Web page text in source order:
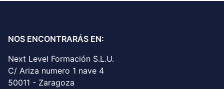
NOS ENCONTRARÁS EN:
Next Level Formación S.L.U.
C/ Ariza numero 1 nave 4
50011 - Zaragoza